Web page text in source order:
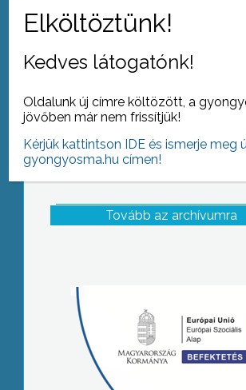
Tovább az archívumra
Kedves látogatónk!
Oldalunk új címre költözött, a
jövőben már nem frissítjük!
Kérjük kattintson IDE és ismerje meg
gyongyosma.hu címen!